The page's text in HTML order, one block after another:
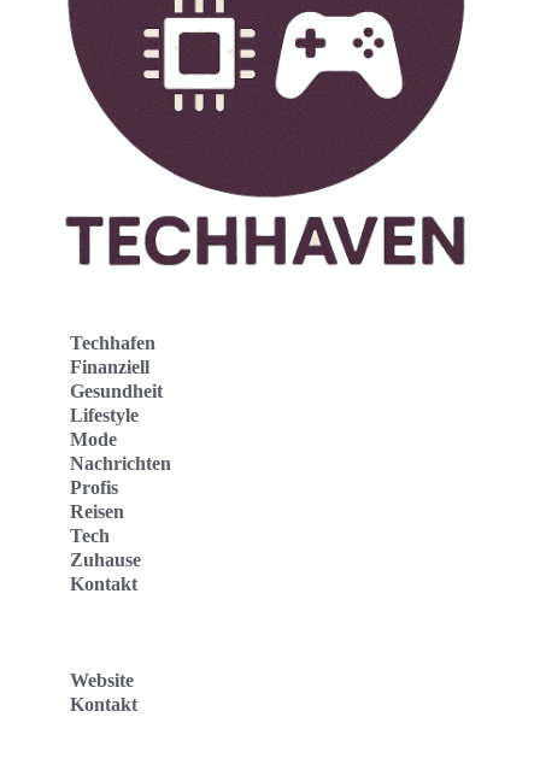
Techhafen
Finanziell
Gesundheit
Lifestyle
Mode
Nachrichten
Profis
Reisen
Tech
Zuhause
Kontakt
Website
Kontakt